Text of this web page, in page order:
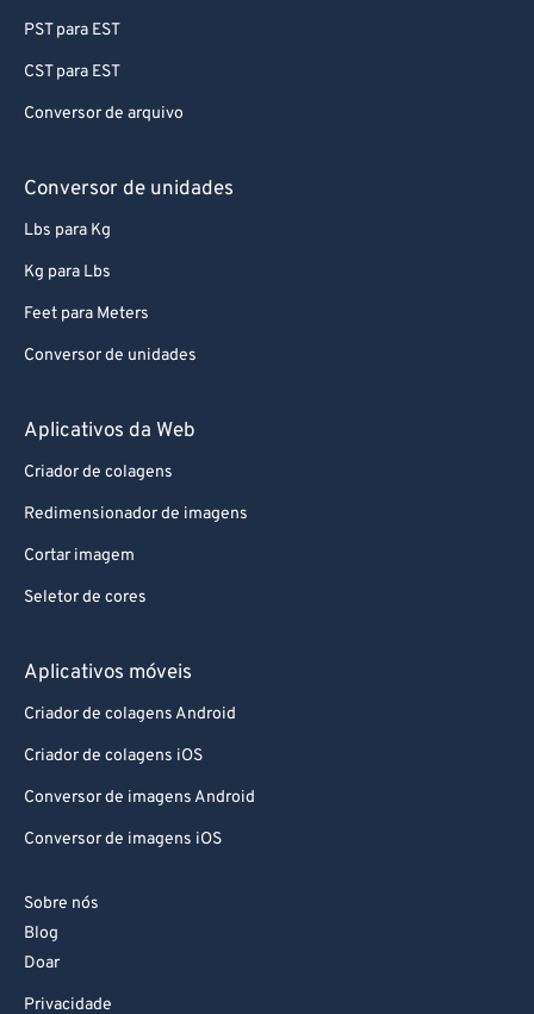
PST para EST
CST para EST
Conversor de arquivo
Conversor de unidades
Lbs para Kg
Kg para Lbs
Feet para Meters
Conversor de unidades
Aplicativos da Web
Criador de colagens
Redimensionador de imagens
Cortar imagem
Seletor de cores
Aplicativos móveis
Criador de colagens Android
Criador de colagens iOS
Conversor de imagens Android
Conversor de imagens iOS
Sobre nós
Blog
Doar
Privacidade